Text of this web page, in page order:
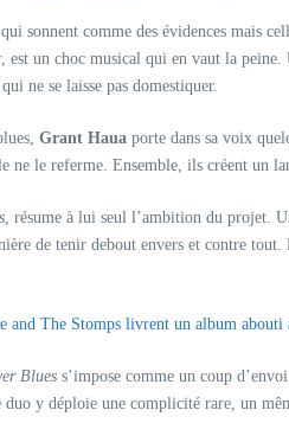
sonnent comme des évidences mais
un choc musical qui en vaut la
ne se laisse pas domestiquer.
Grant Haua porte dans sa voix
ne le referme. Ensemble, ils créent un
, résume à lui seul l’ambition du projet.
de tenir debout envers et contre
and The Stomps livrent un album abouti
Blues s’impose comme un coup
y déploie une complicité rare, un